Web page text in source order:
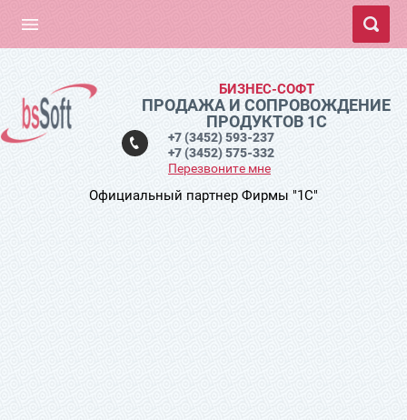
БИЗНЕС-СОФТ
ПРОДАЖА И СОПРОВОЖДЕНИЕ
ПРОДУКТОВ 1С
+7 (3452) 593-237
+7 (3452) 575-332
Перезвоните мне
Официальный партнер Фирмы "1С"